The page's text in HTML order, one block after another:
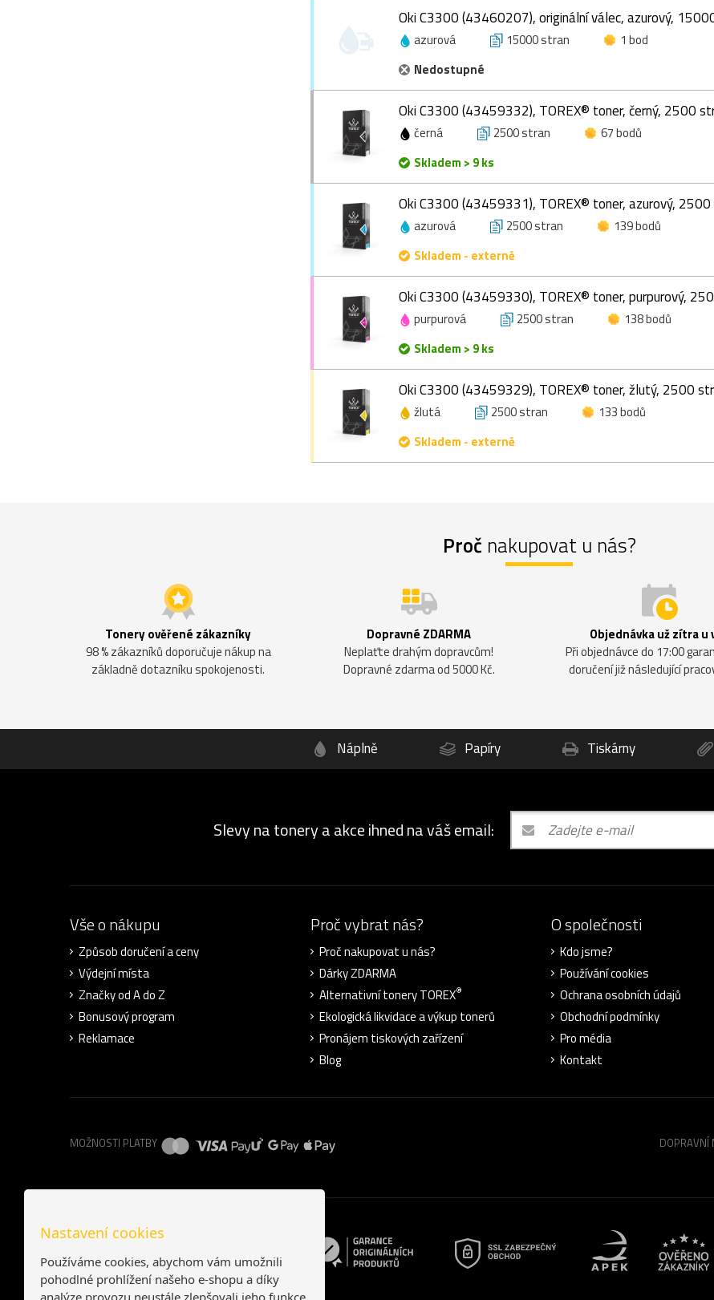
Oki C3300 (43460207), originální válec, azurový,
azurová 15000 stran
1 bod
Nedostupné
Oki C3300 (43459332), TOREX® toner, černý, 2500
černá 2500 stran
67 bodů
Skladem > 9 ks
Oki C3300 (43459331), TOREX® toner, azurový,
azurová 2500 stran
139 bodů
Skladem - externě
Oki C3300 (43459330), TOREX® toner, purpurový,
purpurová 2500 stran
138 bodů
Skladem > 9 ks
Oki C3300 (43459329), TOREX® toner, žlutý, 2500
žlutá 2500 stran
133 bodů
Skladem - externě
Proč nakupovat u nás?
Tonery ověřené zákazníky
98 % zákazníků doporučuje nákup na
základně dotazníku spokojenosti.
Dopravné ZDARMA
Neplaťte drahým dopravcům!
Dopravné zdarma od 5000 Kč.
Objednávka už zítra u
Při objednávce do 17:00
doručení již následující
Náplně Papíry Tiskárny
Slevy na tonery a akce ihned na váš email:
Vše o nákupu
Způsob doručení a ceny
Výdejní místa
Značky od A do Z
Bonusový program
Reklamace
Proč vybrat nás?
Proč nakupovat u nás?
Dárky ZDARMA
Alternativní tonery TOREX®
Ekologická likvidace a výkup tonerů
Pronájem tiskových zařízení
Blog
O společnosti
Kdo jsme?
Používání cookies
Ochrana osobních údajů
Obchodní podmínky
Pro média
Kontakt
MOŽNOSTI PLATBY DOPRAVNÍ
Nastavení cookies
Používáme cookies, abychom vám umožnili
pohodlné prohlížení našeho e-shopu a díky
analýze provozu neustále zlepšovali jeho funkce,